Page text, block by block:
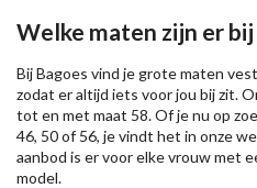
Welke maten zijn er bij
Bij Bagoes vind je grote maten
zodat er altijd iets voor jou bij zit.
tot en met maat 58. Of je nu op
46, 50 of 56, je vindt het in onze
aanbod is er voor elke vrouw met
model.